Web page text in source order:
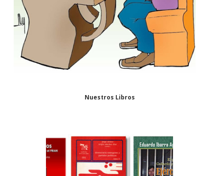
Nuestros Libros